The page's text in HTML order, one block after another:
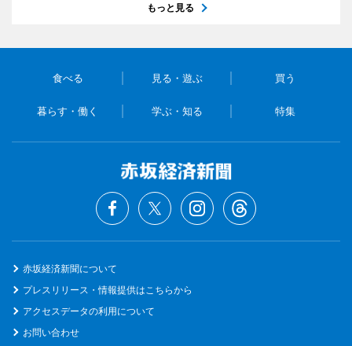
もっと見る
食べる 見る・遊ぶ 買う
暮らす・働く 学ぶ・知る 特集
赤坂経済新聞について
プレスリリース・情報提供はこちらから
アクセスデータの利用について
お問い合わせ